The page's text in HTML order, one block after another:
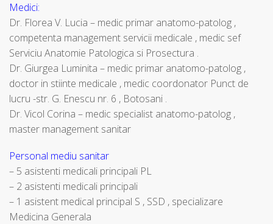
Medici:
Dr. Florea V. Lucia – medic primar anatomo-patolog ,
competenta management servicii medicale , medic sef
Serviciu Anatomie Patologica si Prosectura .
Dr. Giurgea Luminita – medic primar anatomo-patolog ,
doctor in stiinte medicale , medic coordonator Punct de
lucru -str. G. Enescu nr. 6 , Botosani .
Dr. Vicol Corina – medic specialist anatomo-patolog ,
master management sanitar
Personal mediu sanitar
– 5 asistenti medicali principali PL
– 2 asistenti medicali principali
– 1 asistent medical principal S , SSD , specializare
Medicina Generala